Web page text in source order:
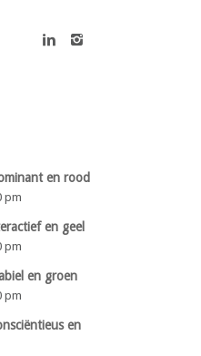
en rood
pm
en geel
pm
en groen
pm
en